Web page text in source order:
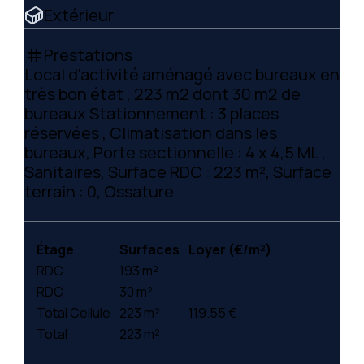
Extérieur
tag Prestations
Local d'activité aménagé avec bureaux en
très bon état , 223 m2 dont 30 m2 de
bureaux Stationnement : 3 places
réservées , Climatisation dans les
bureaux, Porte sectionnelle : 4 x 4,5 ML ,
Sanitaires, Surface RDC : 223 m², Surface
terrain : 0, Ossature
Étage Surfaces Loyer (€/m²)
RDC
193 m²
RDC
30 m²
Total Cellule 223 m²
119.55 €
Total
223 m²